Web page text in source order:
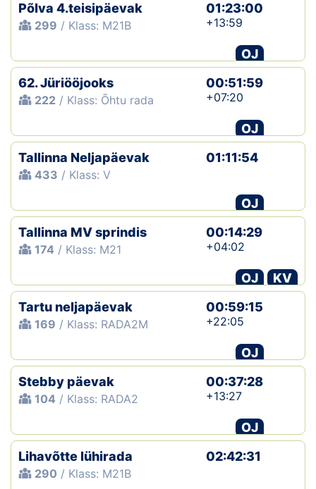
Põlva 4.teisipäevak
299 / Klass: M21B
01:23:00
+13:59
OJ
62. Jüriööjooks
222 / Klass: Õhtu rada
00:51:59
+07:20
OJ
Tallinna Neljapäevak
433 / Klass: V
01:11:54
OJ
Tallinna MV sprindis
174 / Klass: M21
00:14:29
+04:02
OJ
KV
Tartu neljapäevak
169 / Klass: RADA2M
00:59:15
+22:05
OJ
Stebby päevak
104 / Klass: RADA2
00:37:28
+13:27
OJ
Lihavõtte lühirada
290 / Klass: M21B
02:42:31